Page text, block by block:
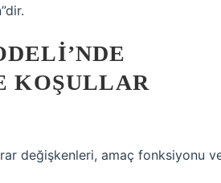
KOŞULLAR
değişkenleri, amaç fonksiyonu